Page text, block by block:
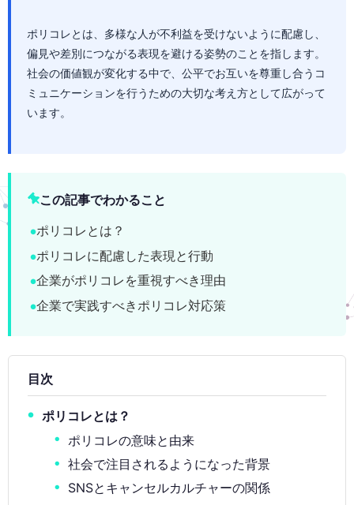
ポリコレとは、多様な人が不利益を受けないように配慮し、
偏見や差別につながる表現を避ける姿勢のことを指します。
社会の価値観が変化する中で、公平でお互いを尊重し合うコ
ミュニケーションを行うための大切な考え方として広がって
います。
この記事でわかること
ポリコレとは？
ポリコレに配慮した表現と行動
企業がポリコレを重視すべき理由
企業で実践すべきポリコレ対応策
目次
ポリコレとは？
ポリコレの意味と由来
社会で注目されるようになった背景
SNSとキャンセルカルチャーの関係